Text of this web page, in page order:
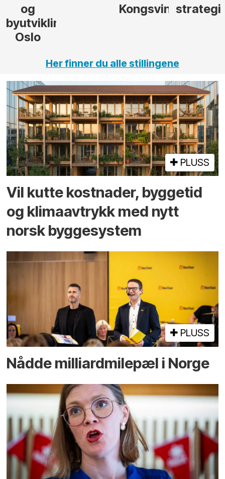
Kongsvingerstrategi
i Gulen
Her finner du alle stillingene
PLUSS
Vil kutte kostnader, byggetid
og klima­avtrykk med nytt
norsk bygge­system
PLUSS
Nådde milliard­­milepæl i Norge